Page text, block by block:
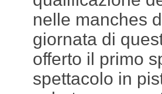
nelle manches
giornata di
offerto il primo
spettacolo in